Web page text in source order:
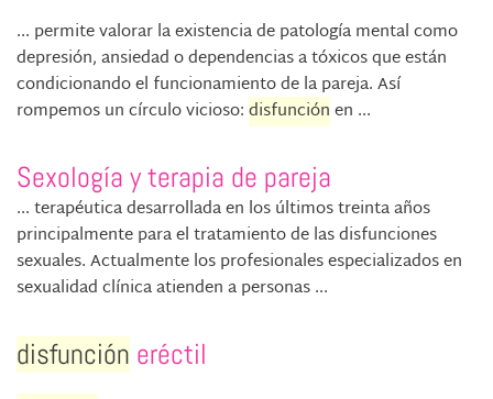
... permite valorar la existencia de patología mental como
depresión, ansiedad o dependencias a tóxicos que están
condicionando el funcionamiento de la pareja. Así
rompemos un círculo vicioso:disfunciónen ...
Sexología y terapia de pareja
... terapéutica desarrollada en los últimos treinta años
principalmente para el tratamiento de las disfunciones
sexuales. Actualmente los profesionales especializados en
sexualidad clínica atienden a personas ...
disfunción eréctil